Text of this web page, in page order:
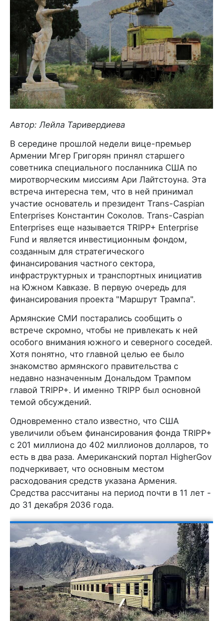
Автор: Лейла Таривердиева
В середине прошлой недели вице-премьер
Армении Мгер Григорян принял старшего
советника специального посланника США по
миротворческим миссиям Ари Лайтстоуна. Эта
встреча интересна тем, что в ней принимал
участие основатель и президент Trans-Caspian
Enterprises Константин Соколов. Trans-Caspian
Enterprises еще называется TRIPP+ Enterprise
Fund и является инвестиционным фондом,
созданным для стратегического
финансирования частного сектора,
инфраструктурных и транспортных инициатив
на Южном Кавказе. В первую очередь для
финансирования проекта "Маршрут Трампа".
Армянские СМИ постарались сообщить о
встрече скромно, чтобы не привлекать к ней
особого внимания южного и северного соседей.
Хотя понятно, что главной целью ее было
знакомство армянского правительства с
недавно назначенным Дональдом Трампом
главой TRIPP+. И именно TRIPP был основной
темой обсуждений.
Одновременно стало известно, что США
увеличили объем финансирования фонда TRIPP+
с 201 миллиона до 402 миллионов долларов, то
есть в два раза. Американский портал HigherGov
подчеркивает, что основным местом
расходования средств указана Армения.
Средства рассчитаны на период почти в 11 лет -
до 31 декабря 2036 года.